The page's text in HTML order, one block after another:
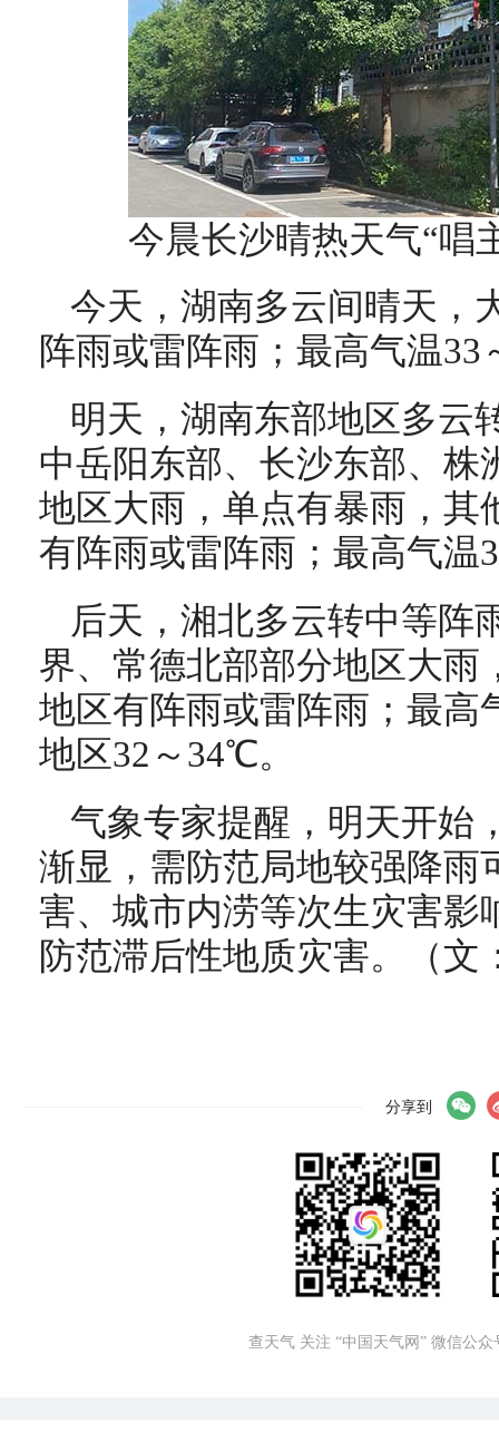
今晨长沙晴热天气“唱
今天，湖南多云间晴天 ，
阵雨或雷阵雨 ； 最高气温33
明天，湖南东部地区多云
中岳阳东部、长沙东部、株
地区大雨 ， 单点有暴雨 ， 其
有阵雨或雷阵雨 ； 最高气温
后天， 湘北多云转中等阵
界、常德北部部分地区大雨
地区有阵雨或雷阵雨 ； 最高
地区32～34℃。
气象专家提醒 ， 明天开始
渐显，需防范局地较强降雨
害、城市内涝等次生灾害影
防范滞后性地质灾害。（文
分享到
查天气 关注 “中国天气网” 微信公众